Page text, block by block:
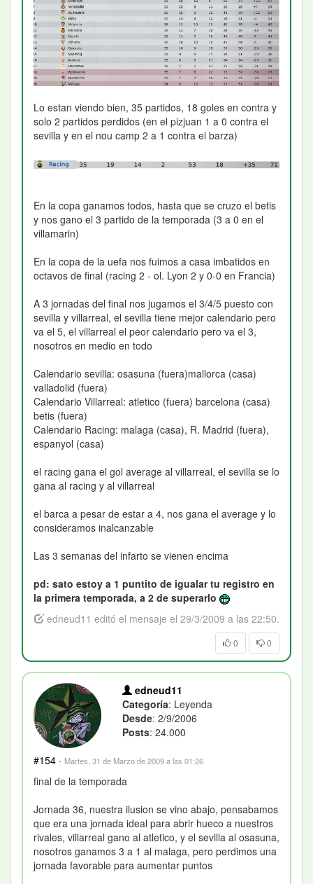
Lo estan viendo bien, 35 partidos, 18 goles en contra y
solo 2 partidos perdidos (en el pizjuan 1 a 0 contra el
sevilla y en el nou camp 2 a 1 contra el barza)
En la copa ganamos todos, hasta que se cruzo el betis
y nos gano el 3 partido de la temporada (3 a 0 en el
villamarin)
En la copa de la uefa nos fuimos a casa imbatidos en
octavos de final (racing 2 - ol. Lyon 2 y 0-0 en Francia)
A 3 jornadas del final nos jugamos el 3/4/5 puesto con
sevilla y villarreal, el sevilla tiene mejor calendario pero
va el 5, el villarreal el peor calendario pero va el 3,
nosotros en medio en todo
Calendario sevilla: osasuna (fuera)mallorca (casa)
valladolid (fuera)
Calendario Villarreal: atletico (fuera) barcelona (casa)
betis (fuera)
Calendario Racing: malaga (casa), R. Madrid (fuera),
espanyol (casa)
el racing gana el gol average al villarreal, el sevilla se lo
gana al racing y al villarreal
el barca a pesar de estar a 4, nos gana el average y lo
consideramos inalcanzable
Las 3 semanas del infarto se vienen encima
pd: sato estoy a 1 puntito de igualar tu registro en
la primera temporada, a 2 de superarlo
edneud11 editó el mensaje el 29/3/2009 a las 22:50.
0 0
edneud11
Categoría: Leyenda
Desde: 2/9/2006
Posts: 24.000
#154 · Martes, 31 de Marzo de 2009 a las 01:26
final de la temporada
Jornada 36, nuestra ilusion se vino abajo, pensabamos
que era una jornada ideal para abrir hueco a nuestros
rivales, villarreal gano al atletico, y el sevilla al osasuna,
nosotros ganamos 3 a 1 al malaga, pero perdimos una
jornada favorable para aumentar puntos